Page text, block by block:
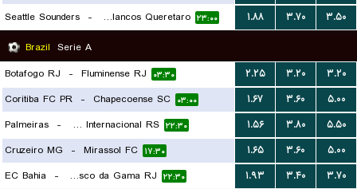
Seattle Sounders - Gallos Blancos Queretaro ۲۳:۰۰ ۱.۸۸ ۳.۷۰
۳.۵۰
Brazil Serie A
Botafogo RJ - Fluminense RJ ۰۳:۳۰ ۲.۲۵ ۳.۲۰
۳.۲۰
Coritiba FC PR - Chapecoense SC ۰۳:۰۰ ۱.۶۷ ۳.۶۰
۵.۰۰
Palmeiras - SC Internacional RS ۲۲:۳۰ ۱.۵۶ ۳.۸۰
۵.۵۰
Cruzeiro MG - Mirassol FC ۱۷:۳۰ ۱.۶۵ ۳.۶۰
۵.۰۰
EC Bahia - Vasco da Gama RJ ۲۲:۳۰ ۱.۹۳ ۳.۴۰
۳.۷۰